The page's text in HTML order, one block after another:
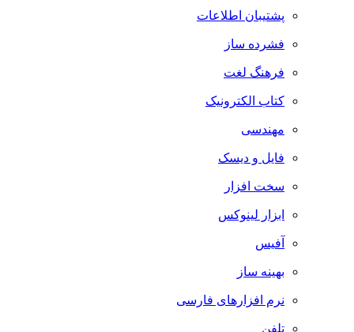
پشتیبان اطلاعات
فشرده ساز
فرهنگ لغت
کتاب الکترونیک
مهندسی
فایل و دیسک
سخت افزار
ابزار لینوکس
آفیس
بهینه ساز
نرم افزارهای فارسی
تلفن